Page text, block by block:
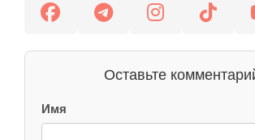
Оставьте
Имя